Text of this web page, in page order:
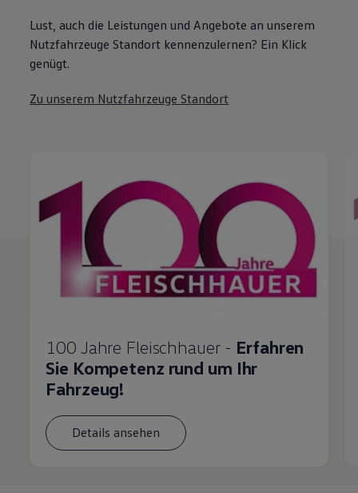
Lust, auch die Leistungen und Angebote an unserem
Nutzfahrzeuge Standort kennenzulernen? Ein Klick
genügt.
Zu unserem Nutzfahrzeuge Standort
100 Jahre Fleischhauer - Erfahren
Sie Kompetenz rund um Ihr
Fahrzeug!
Details ansehen